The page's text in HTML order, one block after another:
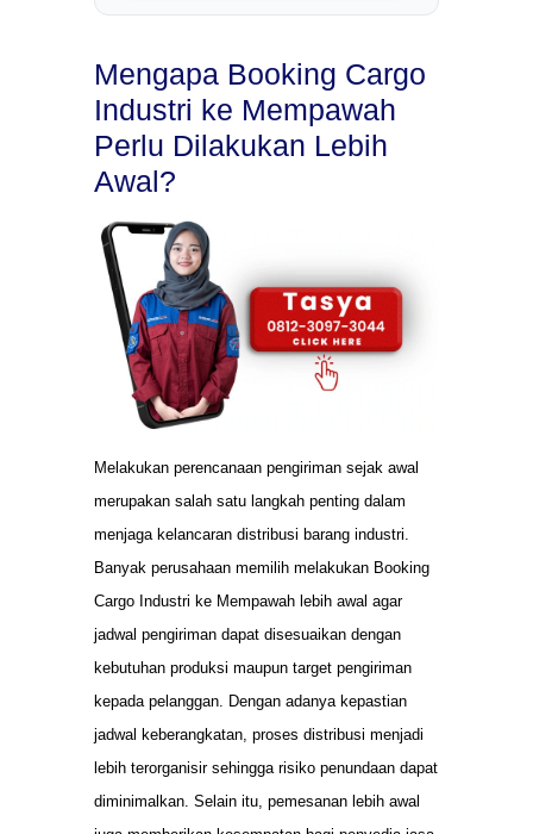
Mengapa Booking Cargo
Industri ke Mempawah
Perlu Dilakukan Lebih
Awal?
Melakukan perencanaan pengiriman sejak awal
merupakan salah satu langkah penting dalam
menjaga kelancaran distribusi barang industri.
Banyak perusahaan memilih melakukan Booking
Cargo Industri ke Mempawah lebih awal agar
jadwal pengiriman dapat disesuaikan dengan
kebutuhan produksi maupun target pengiriman
kepada pelanggan. Dengan adanya kepastian
jadwal keberangkatan, proses distribusi menjadi
lebih terorganisir sehingga risiko penundaan dapat
diminimalkan. Selain itu, pemesanan lebih awal